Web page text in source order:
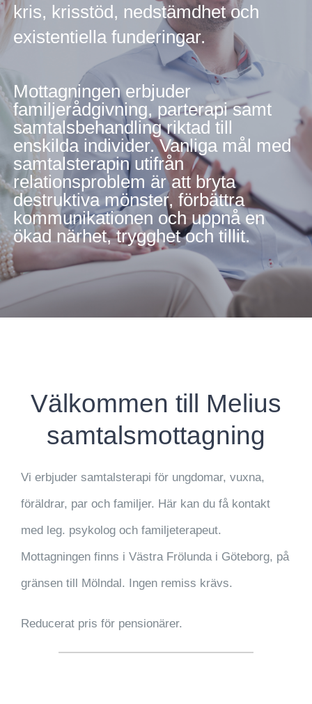
kris, krisstöd, nedstämdhet och
existentiella funderingar.
Mottagningen erbjuder
familjerådgivning, parterapi samt
samtalsbehandling riktad till
enskilda individer. Vanliga mål med
samtalsterapin utifrån
relationsproblem är att bryta
destruktiva mönster, förbättra
kommunikationen och uppnå en
ökad närhet, trygghet och tillit.
Välkommen till Melius
samtalsmottagning
Vi erbjuder samtalsterapi för ungdomar, vuxna,
föräldrar, par och familjer. Här kan du få kontakt
med leg. psykolog och familjeterapeut.
Mottagningen finns i Västra Frölunda i Göteborg, på
gränsen till Mölndal. Ingen remiss krävs.
Reducerat pris för pensionärer.